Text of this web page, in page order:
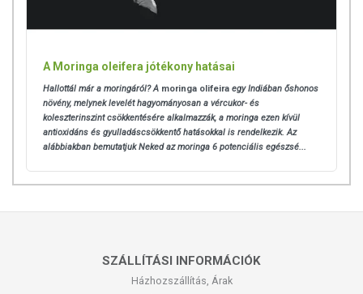
A Moringa oleifera jótékony hatásai
Hallottál már a moringáról? A moringa olifeira egy Indiában őshonos
növény, melynek levelét hagyományosan a vércukor- és
koleszterinszint csökkentésére alkalmazzák, a moringa ezen kívül
antioxidáns és gyulladáscsökkentő hatásokkal is rendelkezik. Az
alábbiakban bemutatjuk Neked az moringa 6 potenciális egészsé...
SZÁLLÍTÁSI INFORMÁCIÓK
Házhozszállítás, Árak